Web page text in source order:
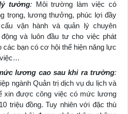
tưởng: Môi trường làm việc có
trọng, lương thưởng, phúc lợi đầy
vận hành và quản lý chuyên
và luôn đầu tư cho việc phát
các bạn có cơ hội thể hiện năng lực
việc…
lương cao sau khi ra trường:
ngànhQuản trị dịch vụ du lịch và
xin được công việc có mức lương
triệu đồng. Tuy nhiên với đặc thù